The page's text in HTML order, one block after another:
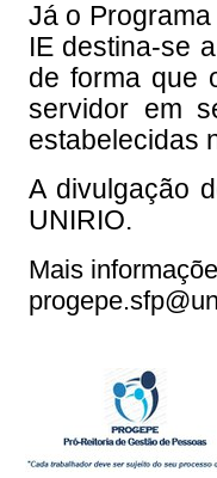
Já o
IE destina-se
de forma que
servidor em
estabelecidas
A divulgação
UNIRIO.
Mais